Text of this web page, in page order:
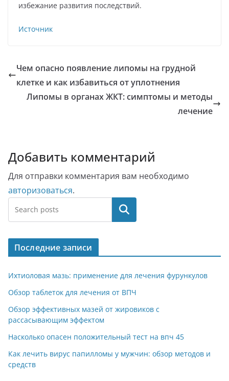
избежание развития последствий.
Источник
Чем опасно появление липомы на грудной
клетке и как избавиться от уплотнения
Липомы в органах ЖКТ: симптомы и методы
лечение
Добавить комментарий
Для отправки комментария вам необходимо
авторизоваться.
Поиск
Последние записи
Ихтиоловая мазь: применение для лечения фурункулов
Обзор таблеток для лечения от ВПЧ
Обзор эффективных мазей от жировиков с
рассасывающим эффектом
Насколько опасен положительный тест на впч 45
Как лечить вирус папилломы у мужчин: обзор методов и
средств